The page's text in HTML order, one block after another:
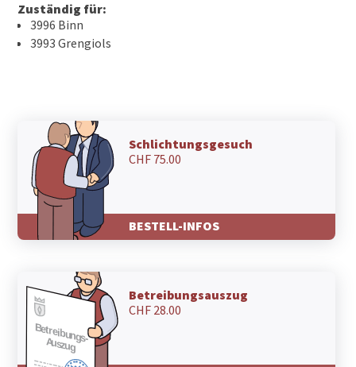
Zuständig für:
3996 Binn
3993 Grengiols
Schlichtungsgesuch
CHF 75.00
BESTELL-INFOS
Betreibungsauszug
CHF 28.00